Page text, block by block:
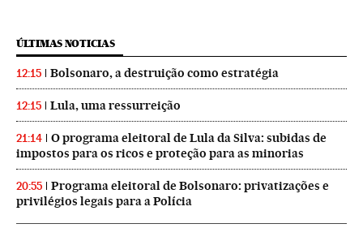
ÚLTIMAS NOTICIAS
12:15 Bolsonaro, a destruição como estratégia
12:15 Lula, uma ressurreição
21:14
O programa eleitoral de Lula da Silva: subidas de
impostos para os ricos e proteção para as minorias
20:55
Programa eleitoral de Bolsonaro: privatizações e
privilégios legais para a Polícia